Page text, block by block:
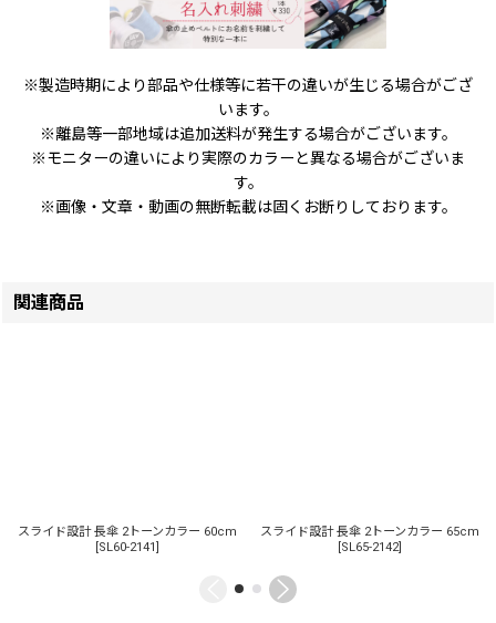
※製造時期により部品や仕様等に若干の違いが生じる場合がござ
います。
※離島等一部地域は追加送料が発生する場合がございます。
※モニターの違いにより実際のカラーと異なる場合がございま
す。
※画像・文章・動画の無断転載は固くお断りしております。
関連商品
スライド設計 長傘 2トーンカラー 60cm
SL60-2141
スライド設計 長傘 2トーンカラー 65cm
SL65-2142]